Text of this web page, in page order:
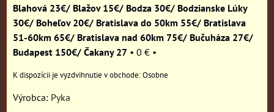
Blahová 23€/ Blažov 15€/ Bodza 30€/ Bodzianske Lúky
30€/ Boheľov 20€/ Bratislava do 50km 55€/ Bratislava
51-60km 65€/ Bratislava nad 60km 75€/ Bučuháza 27€/
Budapest 150€/ Čakany 27 • 0 € •
Osobne
Výrobca: Pyka